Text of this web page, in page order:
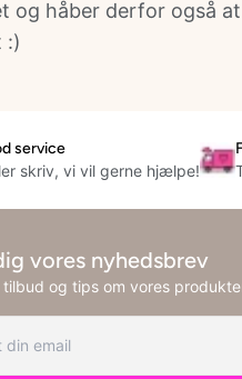
og håber derfor også
:)
service
skriv, vi vil gerne hjælpe!
vores nyhedsbrev
tilbud og tips om vores